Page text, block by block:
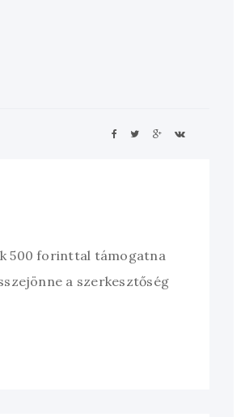
500 forinttal támogatna
a szerkesztőség